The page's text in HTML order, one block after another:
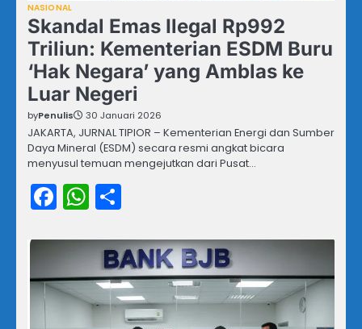
NASIONAL
Skandal Emas Ilegal Rp992
Triliun: Kementerian ESDM Buru
‘Hak Negara’ yang Amblas ke
Luar Negeri
byPenulis 30 Januari 2026
JAKARTA, JURNAL TIPIOR – Kementerian Energi dan Sumber
Daya Mineral (ESDM) secara resmi angkat bicara
menyusul temuan mengejutkan dari Pusat…
Facebook
WhatsApp